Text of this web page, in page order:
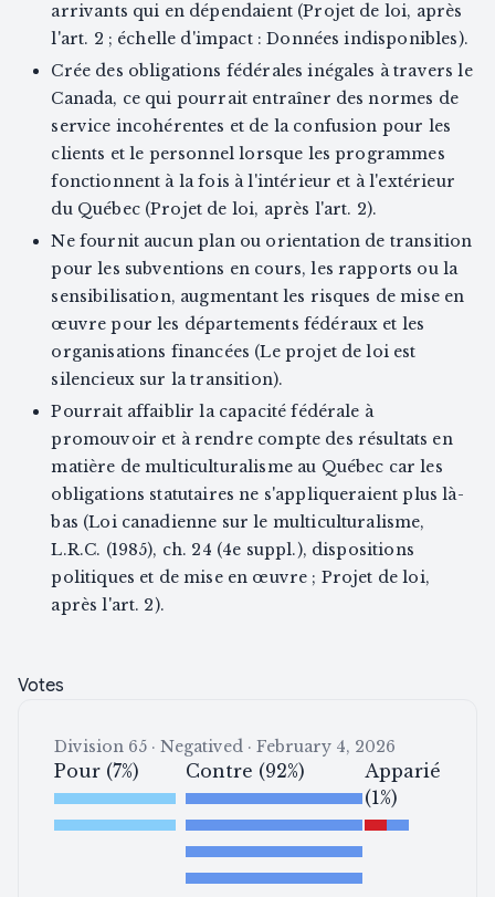
arrivants qui en dépendaient (Projet de loi, après
l'art. 2 ; échelle d'impact : Données indisponibles).
Crée des obligations fédérales inégales à travers le
Canada, ce qui pourrait entraîner des normes de
service incohérentes et de la confusion pour les
clients et le personnel lorsque les programmes
fonctionnent à la fois à l'intérieur et à l'extérieur
du Québec (Projet de loi, après l'art. 2).
Ne fournit aucun plan ou orientation de transition
pour les subventions en cours, les rapports ou la
sensibilisation, augmentant les risques de mise en
œuvre pour les départements fédéraux et les
organisations financées (Le projet de loi est
silencieux sur la transition).
Pourrait affaiblir la capacité fédérale à
promouvoir et à rendre compte des résultats en
matière de multiculturalisme au Québec car les
obligations statutaires ne s'appliqueraient plus là-
bas (Loi canadienne sur le multiculturalisme,
L.R.C. (1985), ch. 24 (4e suppl.), dispositions
politiques et de mise en œuvre ; Projet de loi,
après l'art. 2).
Votes
Division 65 · Negatived · February 4, 2026
Pour (7%) Contre (92%)
Apparié
(1%)